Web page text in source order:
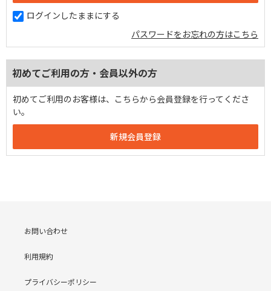
ログインしたままにする
パスワードをお忘れの方はこちら
初めてご利用の方・会員以外の方
初めてご利用のお客様は、こちらから会員登録を行ってくださ
い。
お問い合わせ
利用規約
プライバシーポリシー